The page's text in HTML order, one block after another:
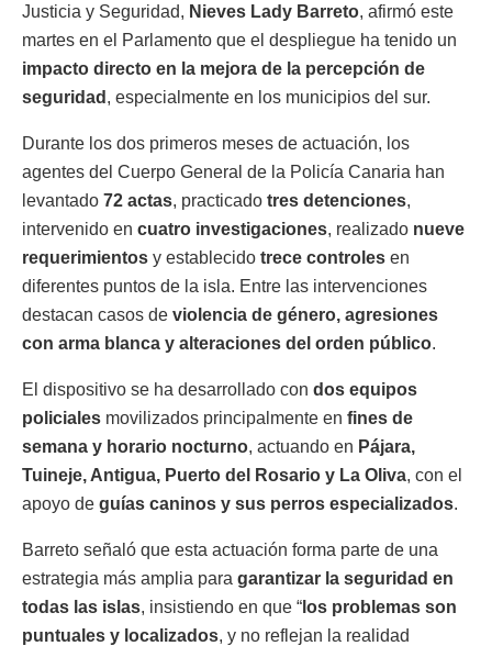
Justicia y Seguridad, Nieves Lady Barreto, afirmó este
martes en el Parlamento que el despliegue ha tenido un
impacto directo en la mejora de la percepción de
seguridad , especialmente en los municipios del sur.
Durante los dos primeros meses de actuación, los
agentes del Cuerpo General de la Policía Canaria han
levantado 72 actas, practicado tres detenciones,
intervenido en cuatro investigaciones, realizado nueve
requerimientos y establecido trece controles en
diferentes puntos de la isla. Entre las intervenciones
destacan casos de violencia de género, agresiones
con arma blanca y alteraciones del orden público.
El dispositivo se ha desarrollado con dos equipos
policiales movilizados principalmente en fines de
semana y horario nocturno, actuando en Pájara,
Tuineje, Antigua, Puerto del Rosario y La Oliva, con el
apoyo de guías caninos y sus perros especializados.
Barreto señaló que esta actuación forma parte de una
estrategia más amplia para garantizar la seguridad en
todas las islas, insistiendo en que “ los problemas son
puntuales y localizados, y no reflejan la realidad